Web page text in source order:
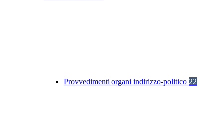
Provvedimenti organi indirizzo-politico 22